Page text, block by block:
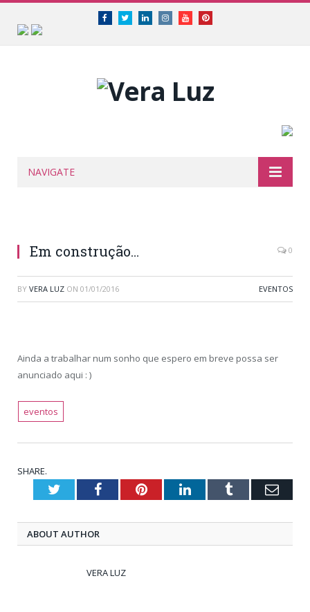
FacebookTwitterLinkedinInstagramYoutubePinterest
NAVIGATE
Em construção… 0
BY VERA LUZ ON 01/01/2016 EVENTOS
Ainda a trabalhar num sonho que espero em breve possa ser
anunciado aqui : )
eventos
SHARE.
TwitterFacebookPinterestLinkedInTumblr
ABOUT AUTHOR
VERA LUZ